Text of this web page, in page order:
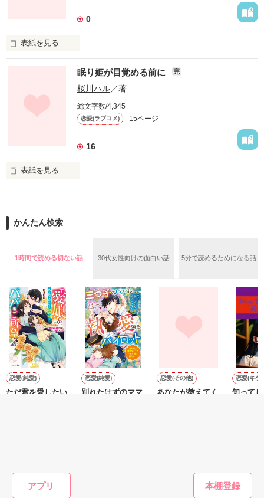
アプリ
雨は…
大好きな人を奪っていく
0
表紙を見る
どこにでもいる普通の男の子がある１人の女性に恋をする。
作品を読む
眠り姫が目覚める前に 完
桜川ハル／著
総文字数/4,345
恋愛(ラブコメ) 15ページ
16
表紙を見る
蓮君目線の甘々ショートストーリーです。
ネタバレになりますので、本編がまだの方はぜひそちらを先に
ごらんください。
かんたん検索
1時間で読める切ない話 30代女性向けの面白い話 5分で読めるためになる話
恋愛(純愛)
ただ君を愛したい
恋愛(純愛)
別れたはずのママ
恋愛(その他)
あなたが教えてく
恋愛(キケ
知って
かんたん検索の条件を変える